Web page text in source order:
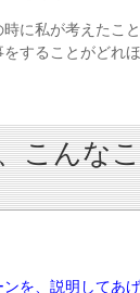
に私が考えたこと
をすることがどれほ
こんな
ンを、説明してあげ